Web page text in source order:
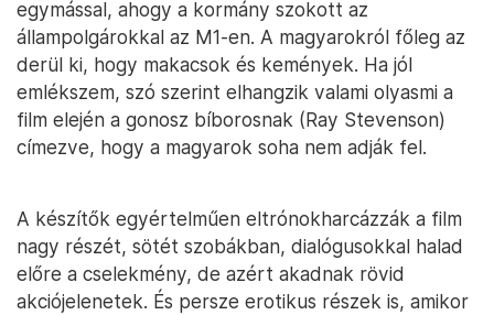
egymással, ahogy a kormány szokott az
állampolgárokkal az M1-en. A magyarokról főleg az
derül ki, hogy makacsok és kemények. Ha jól
emlékszem, szó szerint elhangzik valami olyasmi a
film elején a gonosz bíborosnak (Ray Stevenson)
címezve, hogy a magyarok soha nem adják fel.
A készítők egyértelműen eltrónokharcázzák a film
nagy részét, sötét szobákban, dialógusokkal halad
előre a cselekmény, de azért akadnak rövid
akciójelenetek. És persze erotikus részek is, amikor